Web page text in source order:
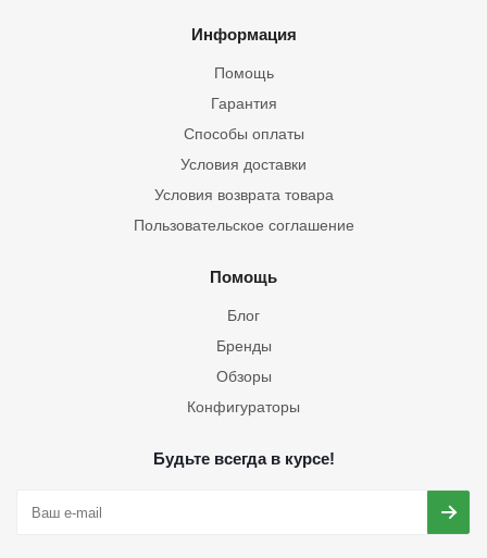
Информация
Помощь
Гарантия
Способы оплаты
Условия доставки
Условия возврата товара
Пользовательское соглашение
Помощь
Блог
Бренды
Обзоры
Конфигураторы
Будьте всегда в курсе!